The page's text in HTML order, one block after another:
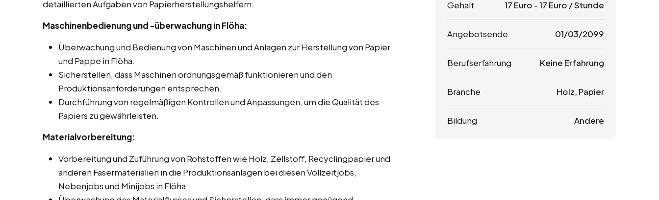
detaillierten Aufgaben von Papierherstellungshelfern:
Maschinenbedienung und -überwachung in Flöha:
Überwachung und Bedienung von Maschinen und Anlagen zur Herstellung von Papier
und Pappe in Flöha.
Sicherstellen, dass Maschinen ordnungsgemäß funktionieren und den
Produktionsanforderungen entsprechen.
Durchführung von regelmäßigen Kontrollen und Anpassungen, um die Qualität des
Papiers zu gewährleisten.
Materialvorbereitung:
Vorbereitung und Zuführung von Rohstoffen wie Holz, Zellstoff, Recyclingpapier und
anderen Fasermaterialien in die Produktionsanlagen bei diesen Vollzeitjobs,
Nebenjobs und Minijobs in Flöha.
Gehalt 17 Euro -17 Euro / Stunde
Angebotsende 01/03/2099
Berufserfahrung Keine Erfahrung
Branche Holz, Papier
Bildung Andere